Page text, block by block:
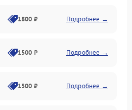
1800 ₽ Подробнее →
1500 ₽ Подробнее →
1500 ₽ Подробнее →